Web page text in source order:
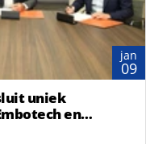
jan
09
uniek
en
van